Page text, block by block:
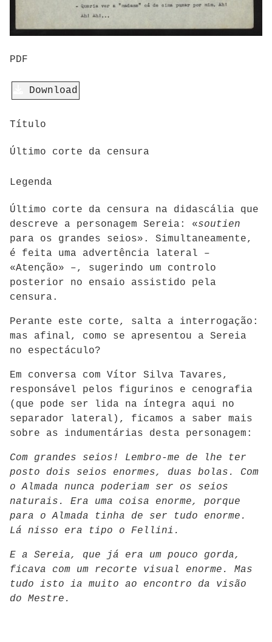
PDF
Download
Título
Último corte da censura
Legenda
Último corte da censura na didascália que
descreve a personagem Sereia: «soutien
para os grandes seios». Simultaneamente,
é feita uma advertência lateral –
«Atenção» –, sugerindo um controlo
posterior no ensaio assistido pela
censura.
Perante este corte, salta a interrogação:
mas afinal, como se apresentou a Sereia
no espectáculo?
Em conversa com Vítor Silva Tavares,
responsável pelos figurinos e cenografia
(que pode ser lida na íntegra aqui no
separador lateral), ficamos a saber mais
sobre as indumentárias desta personagem:
Com grandes seios! Lembro-me de lhe ter
posto dois seios enormes, duas bolas. Com
o Almada nunca poderiam ser os seios
naturais. Era uma coisa enorme, porque
para o Almada tinha de ser tudo enorme.
Lá nisso era tipo o Fellini.
E a Sereia, que já era um pouco gorda,
ficava com um recorte visual enorme. Mas
tudo isto ia muito ao encontro da visão
do Mestre.